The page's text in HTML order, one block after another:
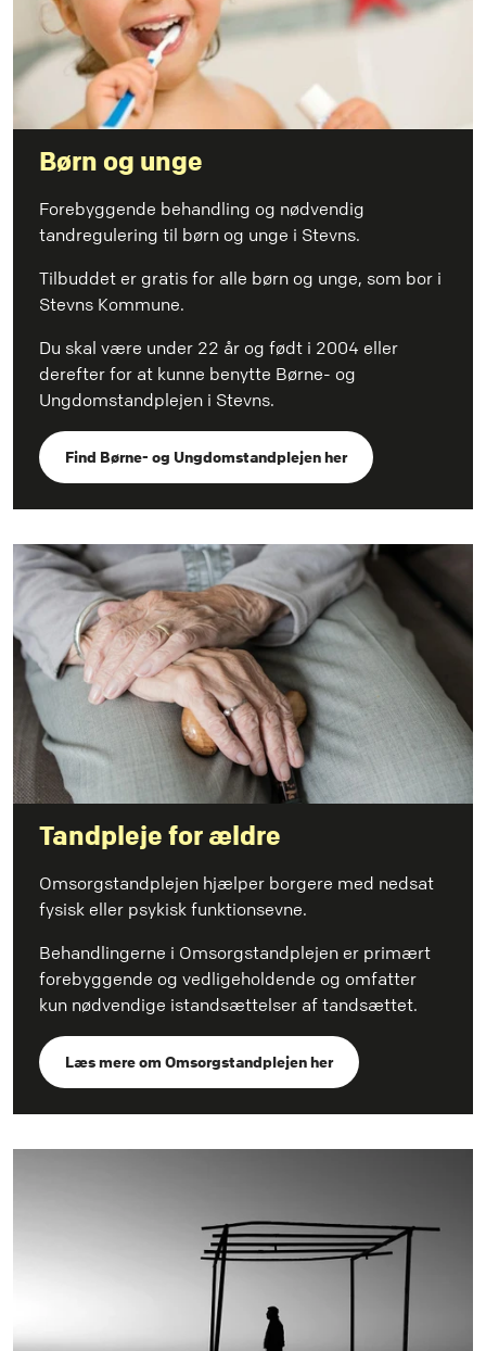
Børn og unge
Forebyggende behandling og nødvendig
tandregulering til børn og unge i Stevns.
Tilbuddet er gratis for alle børn og unge, som bor i
Stevns Kommune.
Du skal være under 22 år og født i 2004 eller
derefter for at kunne benytte Børne- og
Ungdomstandplejen i Stevns.
Find Børne- og Ungdomstandplejen her
Tandpleje for ældre
Omsorgstandplejen hjælper borgere med nedsat
fysisk eller psykisk funktionsevne.
Behandlingerne i Omsorgstandplejen er primært
forebyggende og vedligeholdende og omfatter
kun nødvendige istandsættelser af tandsættet.
Læs mere om Omsorgstandplejen her